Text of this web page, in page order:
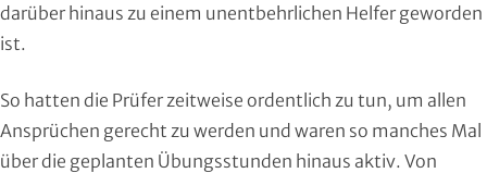
darüber hinaus zu einem unentbehrlichen Helfer geworden
ist.
So hatten die Prüfer zeitweise ordentlich zu tun, um allen
Ansprüchen gerecht zu werden und waren so manches Mal
über die geplanten Übungsstunden hinaus aktiv. Von
Moderner Fünfkampf
Motorsport